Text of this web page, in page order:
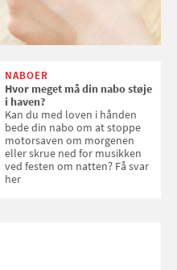
NABOER
Hvor meget må din nabo støje
i haven?
Kan du med loven i hånden
bede din nabo om at stoppe
motorsaven om morgenen
eller skrue ned for musikken
ved festen om natten? Få svar
her